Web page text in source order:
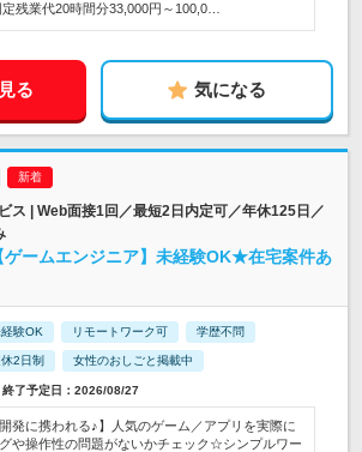
残業代20時間分33,000円～100,0…
る 気になる
ス | Web面接1回／最短2日内定可／年休125日／
ゲームエンジニア】未経験OK★在宅案件あ
験OK リモートワーク可 学歴不問
2日制 女性のおしごと掲載中
了予定日：2026/08/27
開発に携われる♪】人気のゲーム／アプリを実際に
や操作性の問題がないかチェック☆シンプルワー